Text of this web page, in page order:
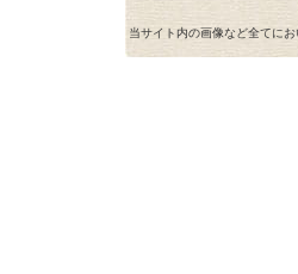
当サイト内の画像など全てに